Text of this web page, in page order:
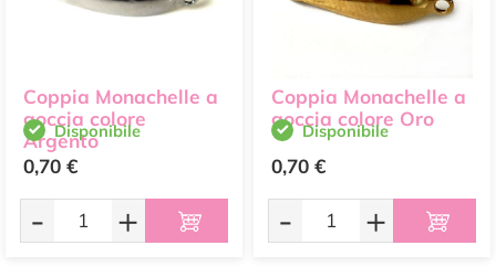
Coppia Monachelle a
goccia colore
Argento
Disponibile
0,70 €
- +
Coppia Monachelle a
goccia colore Oro
Disponibile
0,70 €
- +